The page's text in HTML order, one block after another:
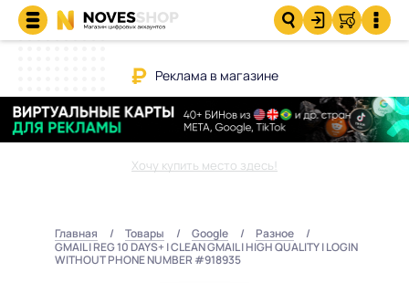
Реклама в магазине
Хочу купить место здесь!
Главная Товары Google
Разное
GMAIL | REG 10 DAYS+ | CLEAN GMAIL | HIGH QUALITY | LOGIN
WITHOUT PHONE NUMBER #918935